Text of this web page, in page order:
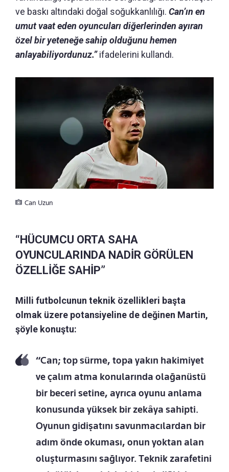
ve baskı altındaki doğal soğukkanlılığı. Can’ın en
umut vaat eden oyuncuları diğerlerinden ayıran
özel bir yeteneğe sahip olduğunu hemen
anlayabiliyordunuz.”ifadelerini kullandı.
Can Uzun
“HÜCUMCU ORTA SAHA
OYUNCULARINDA NADİR GÖRÜLEN
ÖZELLİĞE SAHİP”
Milli futbolcunun teknik özellikleri başta
olmak üzere potansiyeline de değinen Martin,
şöyle konuştu:
“Can; top sürme, topa yakın hakimiyet
ve çalım atma konularında olağanüstü
bir beceri setine, ayrıca oyunu anlama
konusunda yüksek bir zekâya sahipti.
Oyunun gidişatını savunmacılardan bir
adım önde okuması, onun yoktan alan
oluşturmasını sağlıyor. Teknik zarafetini